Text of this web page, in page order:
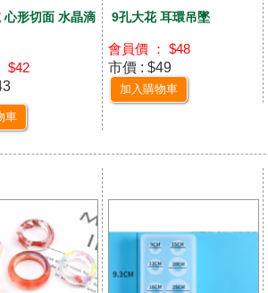
心形切面 水晶滴
$42
車
9孔大花 耳環吊墜
會員價 ： $48
市價 : $49
加入購物車